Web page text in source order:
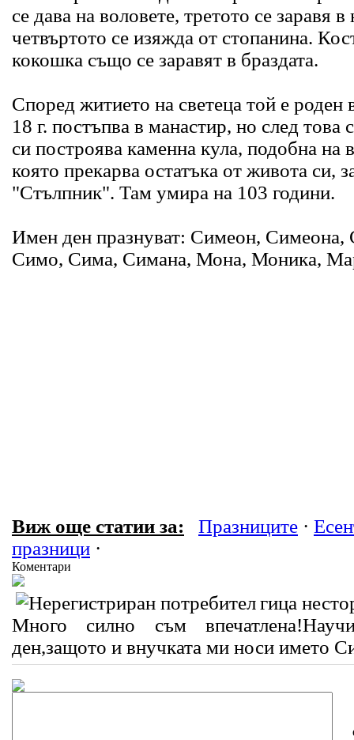
се дава на воловете, третото се заравя в
четвъртото се изяжда от стопанина.
кокошка също се заравят в браздата.
Според житието на светеца той е
18 г. постъпва в манастир, но след това
си построява каменна кула, подобна на
която прекарва остатъка от живота си,
"Стълпник". Там умира на 103 години.
Имен ден празнуват: Симеон,
Симо, Сима, Симана, Мона, Моника,
Виж още статии за: Празниците ·
празници ·
Коментари
гица
Много силно съм
ден,защото и внучката ми носи името